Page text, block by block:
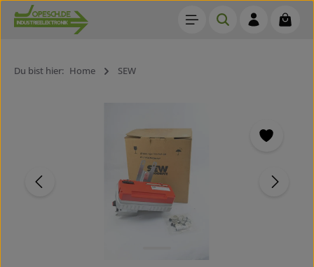
Zum Hauptinhalt springen
Du bist hier: Home SEW